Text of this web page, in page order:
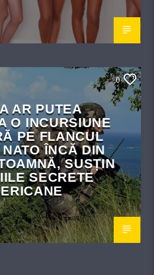
0
AR PUTEA
O INCURSIUNE
PE FLANCUL
ÎNCĂ DIN
SUSȚIN
SECRETE